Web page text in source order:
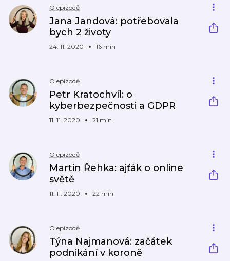
O epizodě
Jana Jandová: potřebovala
bych 2 životy
24. 11. 2020 16 min
O epizodě
Petr Kratochvíl: o
kyberbezpečnosti a GDPR
11. 11. 2020 21 min
O epizodě
Martin Řehka: ajťák o online
světě
11. 11. 2020 22 min
O epizodě
Týna Najmanová: začátek
podnikání v koroně